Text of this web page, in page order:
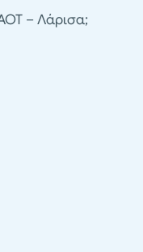
– Λάρισα;